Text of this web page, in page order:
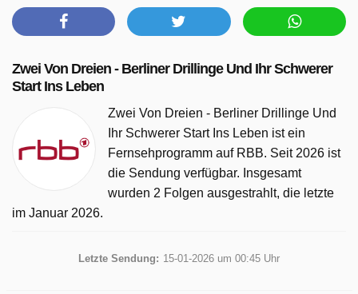
Zwei Von Dreien - Berliner Drillinge Und Ihr Schwerer
Start Ins Leben
Zwei Von Dreien - Berliner Drillinge Und
Ihr Schwerer Start Ins Leben ist ein
Fernsehprogramm auf RBB. Seit 2026 ist
die Sendung verfügbar. Insgesamt
wurden 2 Folgen ausgestrahlt, die letzte
im Januar 2026.
Letzte Sendung: 15-01-2026 um 00:45 Uhr